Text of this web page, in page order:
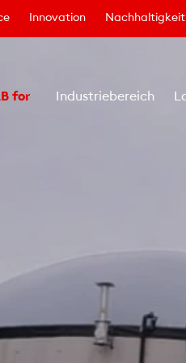
Innovation Nachhaltigkeit
for Industriebereich